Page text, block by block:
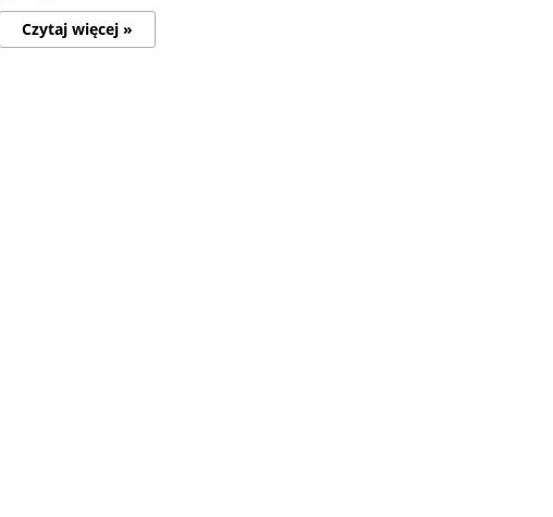
Czytaj więcej »